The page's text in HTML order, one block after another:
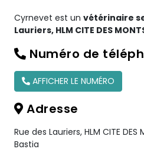
Cyrnevet est un vétérinaire
Lauriers, HLM CITE DES
Numéro de
AFFICHER LE NUMÉRO
Adresse
Rue des Lauriers, HLM CITE DES
Bastia